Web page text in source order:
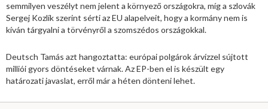
semmilyen veszélyt nem jelent a környező országokra, míg a szlovák
Sergej Kozlík szerint sérti az EU alapelveit, hogy a kormány nem is
kíván tárgyalni a törvényről a szomszédos országokkal.
Deutsch Tamás azt hangoztatta: európai polgárok árvízzel sújtott
milliói gyors döntéseket várnak. Az EP-ben el is készült egy
határozati javaslat, erről már a héten dönteni lehet.